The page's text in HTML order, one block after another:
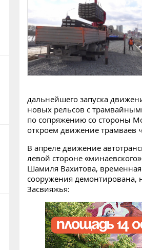
дальнейшего запуска
новых рельсов с
по сопряжению со стороны
откроем движение трамваев
В апреле движение
левой стороне
Шамиля Вахитова, временная
сооружения демонтирована,
Засвияжья: